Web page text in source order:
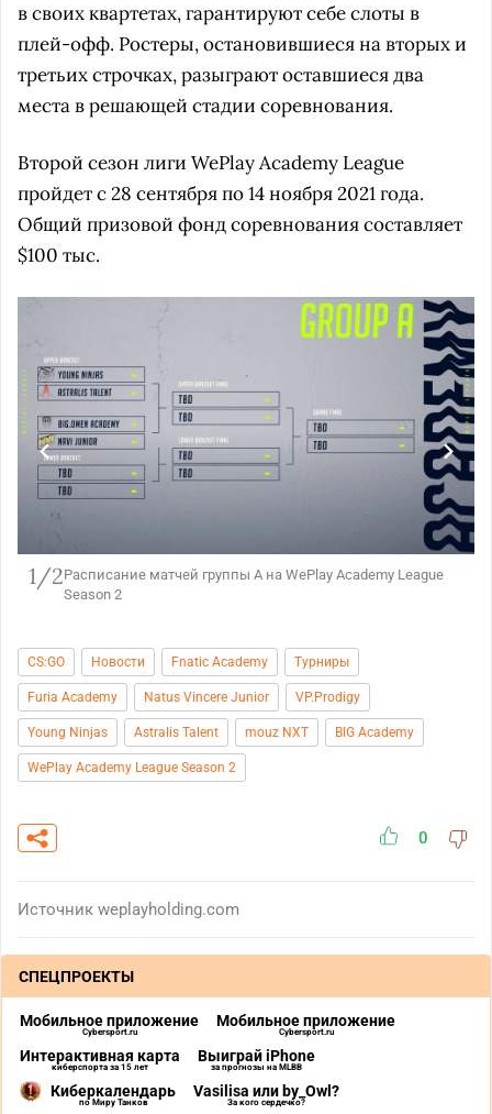
в своих квартетах, гарантируют себе слоты в
плей-офф. Ростеры, остановившиеся на вторых и
третьих строчках, разыграют оставшиеся два
места в решающей стадии соревнования.
Второй сезон лиги WePlay Academy League
пройдет с 28 сентября по 14 ноября 2021 года.
Общий призовой фонд соревнования составляет
$100 тыс.
1/2Расписание матчей группы A на WePlay Academy League
Season 2
CS:GO Новости Fnatic Academy Турниры
Furia Academy Natus Vincere Junior VP.Prodigy
Young Ninjas Astralis Talent mouz NXT BIG Academy
WePlay Academy League Season 2
0
Источник weplayholding.com
СПЕЦПРОЕКТЫ
Мобильное приложение
Cybersport.ru
Мобильное приложение
Cybersport.ru
Интерактивная карта
киберспорта за 15 лет
Выиграй iPhone
за прогнозы на MLBB
Киберкалендарь
по Миру Танков
Vasilisa или by_Owl?
За кого сердечко?